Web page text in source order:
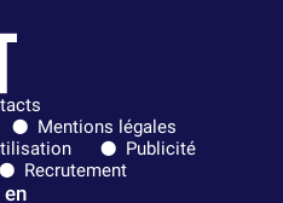
Mentions légales
Publicité
Recrutement
en